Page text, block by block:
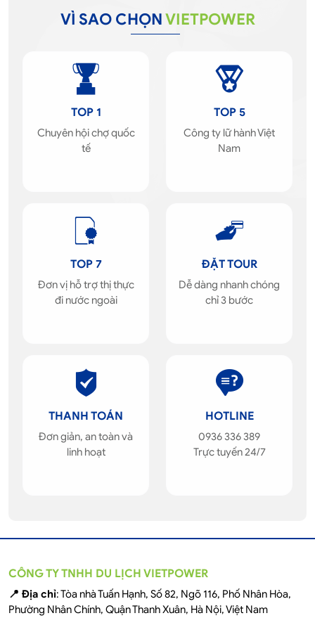
VÌ SAO CHỌNVIETPOWER
TOP 1
Chuyên hội chợ quốc
tế
TOP 5
Công ty lữ hành Việt
Nam
TOP 7
Đơn vị hỗ trợ thị thực
đi nước ngoài
ĐẶT TOUR
Dễ dàng nhanh chóng
chỉ 3 bước
THANH TOÁN
Đơn giản, an toàn và
linh hoạt
HOTLINE
0936 336 389
Trực tuyến 24/7
CÔNG TY TNHH DU LỊCH VIETPOWER
📍 Địa chỉ: Tòa nhà Tuấn Hạnh, Số 82, Ngõ 116, Phố Nhân Hòa,
Phường Nhân Chính, Quận Thanh Xuân, Hà Nội, Việt Nam